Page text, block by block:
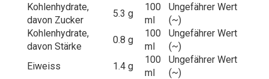
Kohlenhydrate,
davon Zucker
5.3 g
100
ml
Ungefährer Wert
(~)
Kohlenhydrate,
davon Stärke
0.8 g
100
ml
Ungefährer Wert
(~)
Eiweiss
1.4 g
100
ml
Ungefährer Wert
(~)